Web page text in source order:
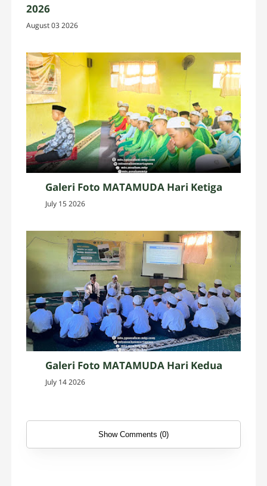
2026
August 03 2026
Galeri Foto MATAMUDA Hari Ketiga
July 15 2026
Galeri Foto MATAMUDA Hari Kedua
July 14 2026
Show Comments (0)